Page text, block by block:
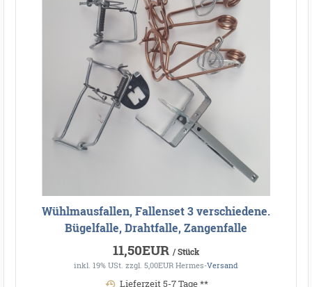
Wühlmausfallen, Fallenset 3 verschiedene.
Bügelfalle, Drahtfalle, Zangenfalle
11,50EUR / Stück
inkl. 19% USt. zzgl. 5,00EUR Hermes-Versand
Lieferzeit 5-7 Tage **